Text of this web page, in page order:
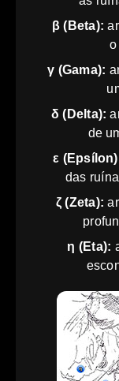
β (Beta):
o
γ (Gama):
δ (Delta):
de
ε
das
ζ (Zeta):
η (Eta):